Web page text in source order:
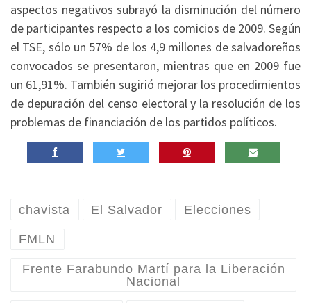
aspectos negativos subrayó la disminución del número
de participantes respecto a los comicios de 2009. Según
el TSE, sólo un 57% de los 4,9 millones de salvadoreños
convocados se presentaron, mientras que en 2009 fue
un 61,91%. También sugirió mejorar los procedimientos
de depuración del censo electoral y la resolución de los
problemas de financiación de los partidos políticos.
chavista El Salvador Elecciones
FMLN
Frente Farabundo Martí para la Liberación
Nacional